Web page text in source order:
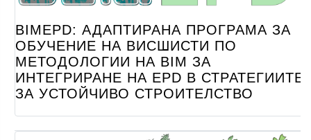
BIMEPD: АДАПТИРАНА ПРОГРАМА ЗА
ОБУЧЕНИЕ НА ВИСШИСТИ ПО
МЕТОДОЛОГИИ НА BIM ЗА
ИНТЕГРИРАНЕ НА EPD В СТРАТЕГИИТЕ
ЗА УСТОЙЧИВО СТРОИТЕЛСТВО